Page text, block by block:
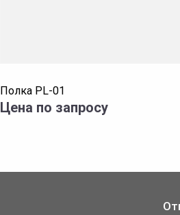
Полка PL-01
Цена по запросу